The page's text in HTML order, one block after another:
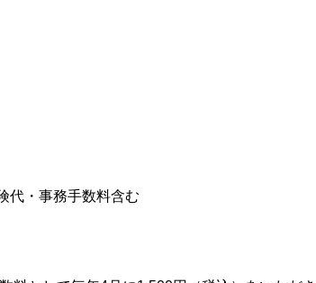
代・事務手数料含む